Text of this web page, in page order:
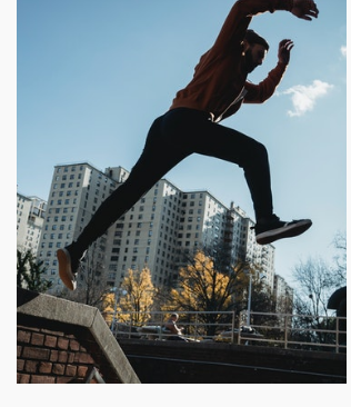
Explorer ce qui se passe en
moi